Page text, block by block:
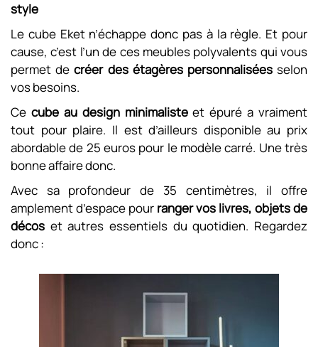
style
Le cube Eket n’échappe donc pas à la règle. Et pour
cause, c’est l’un de ces meubles polyvalents qui vous
permet decréer des étagères personnaliséesselon
vos besoins.
Ce cube au design minimalisteet épuré a vraiment
tout pour plaire. Il est d’ailleurs disponible au prix
abordable de 25 euros pour le modèle carré. Une très
bonne affaire donc.
Avec sa profondeur de 35 centimètres, il offre
amplement d’espace pour ranger vos livres, objets de
décos et autres essentiels du quotidien. Regardez
donc :